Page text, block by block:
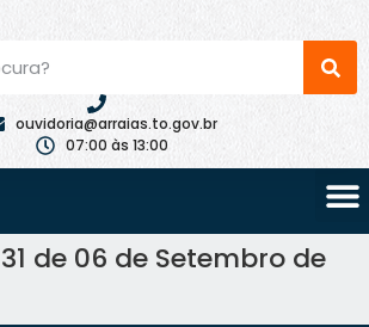
ouvidoria@arraias.to.gov.br
07:00 às 13:00
de 06 de Setembro de